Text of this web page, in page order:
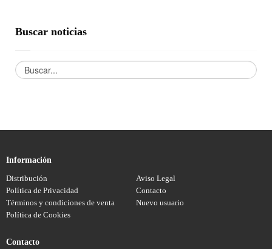
Buscar noticias
Información
Distribución
Aviso Legal
Política de Privacidad
Contacto
Términos y condiciones de venta
Nuevo usuario
Política de Cookies
Contacto